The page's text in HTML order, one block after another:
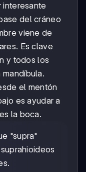
interesante
del cráneo
viene de
Es clave
y todos los
el mentón
es ayudar a
la boca.
"supra"